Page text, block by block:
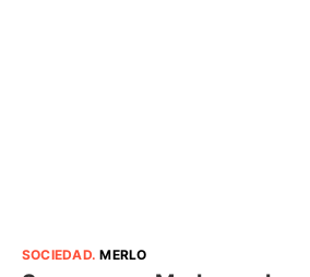
SOCIEDAD.MERLO